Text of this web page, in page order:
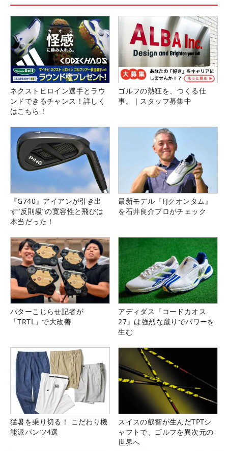
ネクストヒロイン選手とラウ
ンドできるチャンス！詳しく
はこちら！
ゴルフの熱狂を、つくる仕
事。｜スタッフ募集中
『G740』アイアンが引き出
す“反則級”の寛容性と飛びは
本当だった！
最新モデル『FJクオンタム』
を石井良介プロがチェック
パターこじらせ記者が
「TRTL」で大改善
アディダス『コードカオス
27』は強烈な蹴りでパワーを
生む
猛暑を乗り切る！ こだわり機
能派パンツ4選
スイスの叡智が生んだTPTシ
ャフトで、ゴルフを異次元の
世界へ